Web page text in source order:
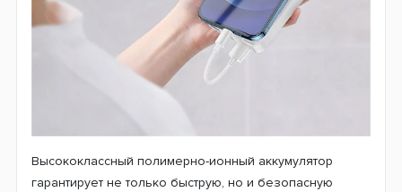
Высококлассный полимерно-ионный аккумулятор
гарантирует не только быструю, но и безопасную